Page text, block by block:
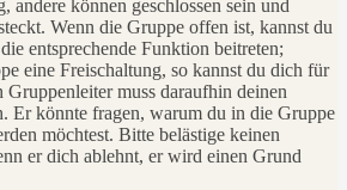
andere können geschlossen sein und
Wenn die Gruppe offen ist, kannst du
entsprechende Funktion beitreten;
eine Freischaltung, so kannst du dich für
Gruppenleiter muss daraufhin deinen
Er könnte fragen, warum du in die Gruppe
möchtest. Bitte belästige keinen
er dich ablehnt, er wird einen Grund